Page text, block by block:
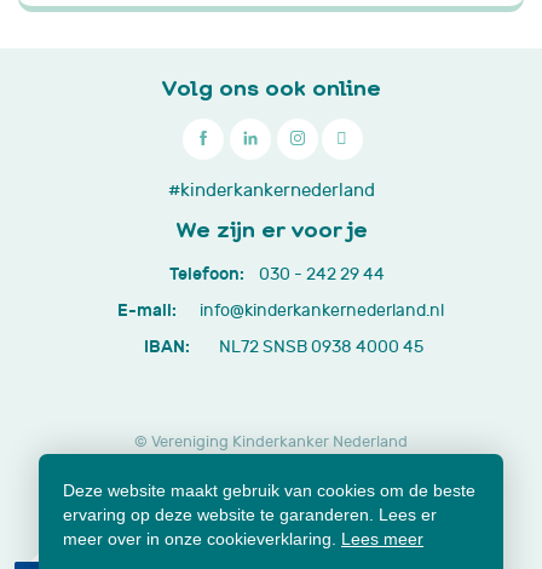
Deze website maakt gebruik van cookies om de beste
ervaring op deze website te garanderen. Lees er
meer over in onze cookieverklaring. Lees meer
Volg ons ook online

242
29
44
#kinderkankernederland
We zijn er voor je
Telefoon:
030 - 242 29 44
E-mail:
info@kinderkankernederland.nl
IBAN:
NL72 SNSB 0938 4000 45
© Vereniging Kinderkanker Nederland
Lidmaatschap opzeggen
Jaarverslagen en documenten
Klachtenformulier